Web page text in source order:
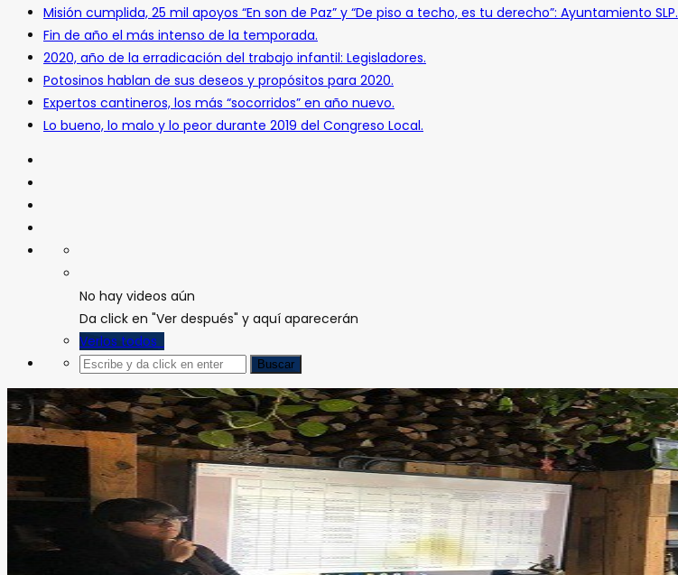
Misión cumplida, 25 mil apoyos “En son de Paz” y “De piso a techo, es tu derecho”: Ayuntamiento SLP.
Fin de año el más intenso de la temporada.
2020, año de la erradicación del trabajo infantil: Legisladores.
Potosinos hablan de sus deseos y propósitos para 2020.
Expertos cantineros, los más “socorridos” en año nuevo.
Lo bueno, lo malo y lo peor durante 2019 del Congreso Local.
No hay videos aún
Da click en "Ver después" y aquí aparecerán
Verlos todos